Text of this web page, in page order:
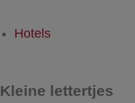
Hotels
Kleine lettertjes